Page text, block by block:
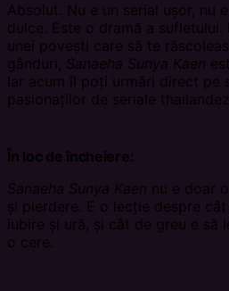
Absolut. Nu e un serial ușor, nu
dulce. Este o dramă a sufletului.
unei povești care să te
gânduri, Sanaeha Sunya Kaen
Iar acum îl poți urmări direct pe
pasionaților de seriale
În loc de încheiere:
Sanaeha Sunya Kaen nu e doar
și pierdere. E o lecție despre
iubire și ură, și cât de greu e
o cere.